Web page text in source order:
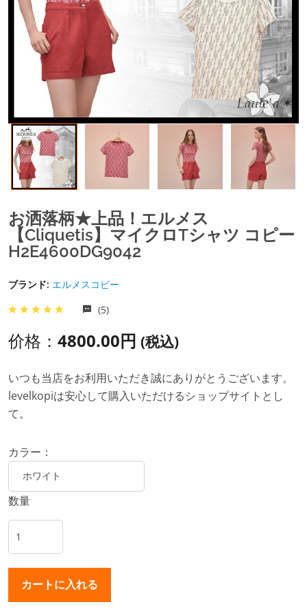
お洒落柄★上品！エルメス
【Cliquetis】マイクロTシャツ コピー
H2E4600DG9042
ブランド: エルメスコピー
(5)
价格： 4800.00円 (税込)
いつも当店をお利用いただき誠にありがとうございます。
levelkopiは安心して購入いただけるショップサイトとし
て。
カラー：
数量